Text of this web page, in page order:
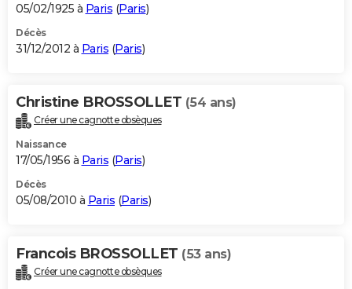
05/02/1925 à Paris (Paris)
Décès
31/12/2012 à Paris (Paris)
Christine BROSSOLLET (54 ans)
Créer une cagnotte obsèques
Naissance
17/05/1956 à Paris (Paris)
Décès
05/08/2010 à Paris (Paris)
Francois BROSSOLLET (53 ans)
Créer une cagnotte obsèques